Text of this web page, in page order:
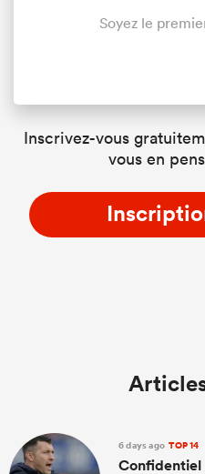
Soyez le
Inscrivez-vous
vous en
6 days ago TOP 14
Confidentiel